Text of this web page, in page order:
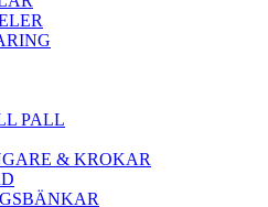
PALL
& KROKAR